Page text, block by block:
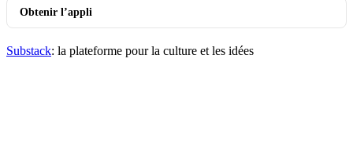
Obtenir l’appli
Substack: la plateforme pour la culture et les idées